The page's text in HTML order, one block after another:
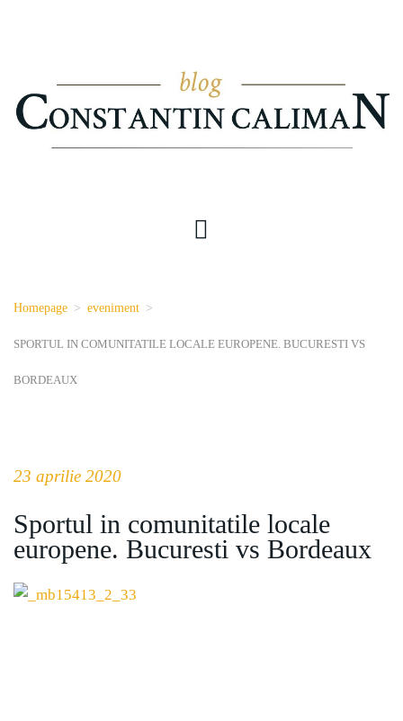
Homepage > eveniment >
SPORTUL IN COMUNITATILE LOCALE EUROPENE. BUCURESTI VS
BORDEAUX
23 aprilie 2020
Sportul in comunitatile locale
europene. Bucuresti vs Bordeaux